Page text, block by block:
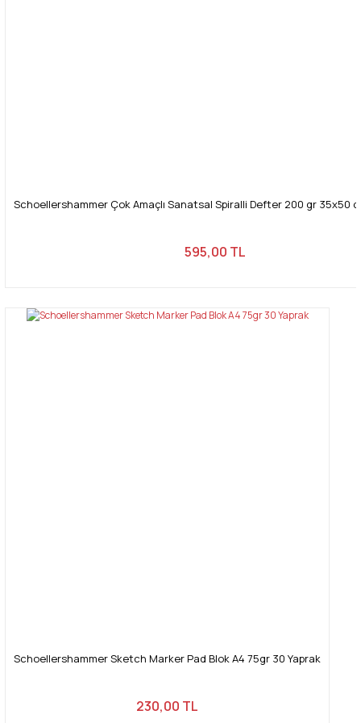
Schoellershammer Çok Amaçlı Sanatsal Spiralli Defter 200 gr 35x50
595,00 TL
Schoellershammer Sketch Marker Pad Blok A4 75gr 30 Yaprak
230,00 TL